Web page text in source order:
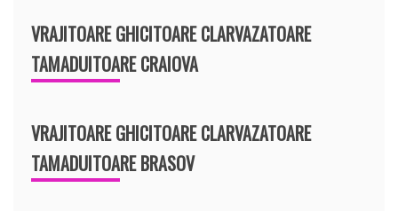
VRAJITOARE GHICITOARE CLARVAZATOARE
TAMADUITOARE CRAIOVA
VRAJITOARE GHICITOARE CLARVAZATOARE
TAMADUITOARE BRASOV